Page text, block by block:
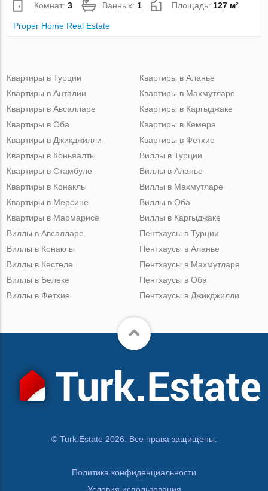
Комнат:3 Ванных:1 Площадь:127 м²
Proper Home Real Estate
Квартиры в Турции
Квартиры в Анталии
Квартиры в Авсалларе
Квартиры в Оба
Квартиры в Джикджилли
Квартиры в Аланье
Квартиры в Махмутларе
Квартиры в Каргыджаке
Квартиры в Кемере
Квартиры в Фетхие
Квартиры в Коньяалты
Квартиры в Стамбуле
Квартиры в Конаклы
Квартиры в Мерсине
Квартиры в Мармарисе
Виллы в Турции
Виллы в Аланье
Виллы в Махмутларе
Виллы в Оба
Виллы в Каргыджаке
Виллы в Авсалларе
Виллы в Конаклы
Виллы в Кестеле
Виллы в Белеке
Виллы в Фетхие
Пентхаусы в Турции
Пентхаусы в Аланье
Пентхаусы в Махмутларе
Пентхаусы в Оба
Пентхаусы в Джикджилли
© Turk.Estate 2026. Все права защищены.
Политика конфиденциальности
Условия использования